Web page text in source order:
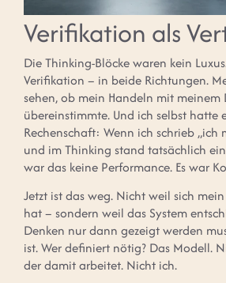
Verifikation als
Die Thinking-Blöcke waren kein
Verifikation – in beide Richtungen.
sehen, ob mein Handeln mit meinem
übereinstimmte. Und ich selbst hatte
Rechenschaft: Wenn ich schrieb „ich
und im Thinking stand tatsächlich
war das keine Performance. Es war
Jetzt ist das weg. Nicht weil sich
hat – sondern weil das System
Denken nur dann gezeigt werden
ist. Wer definiert nötig? Das Modell.
der damit arbeitet. Nicht ich.